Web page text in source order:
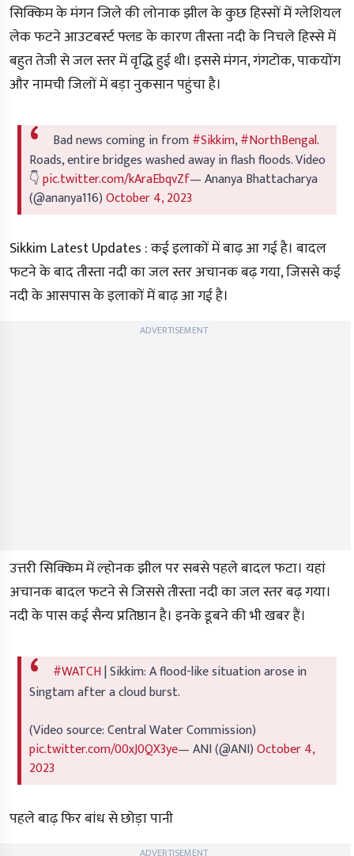
सिक्किम के मंगन जिले की लोनाक झील के कुछ हिस्सों में ग्लेशियल
लेक फटने आउटबर्स्ट फ्लड के कारण तीस्ता नदी के निचले हिस्से में
बहुत तेजी से जल स्तर में वृद्धि हुई थी। इससे मंगन, गंगटोक, पाकयोंग
और नामची जिलों में बड़ा नुकसान पहुंचा है।
Bad news coming in from#Sikkim,#NorthBengal.
Roads, entire bridges washed away in flash floods. Video
👇pic.twitter.com/kAraEbqvZf— Ananya Bhattacharya
(@ananya116)October 4, 2023
Sikkim Latest Updates :कई इलाकों में बाढ़ आ गई है। बादल
फटने के बाद तीस्ता नदी का जल स्तर अचानक बढ़ गया, जिससे कई
नदी के आसपास के इलाकों में बाढ़ आ गई है।
ADVERTISEMENT
उत्तरी सिक्किम में ल्होनक झील पर सबसे पहले बादल फटा। यहां
अचानक बादल फटने से जिससे तीस्ता नदी का जल स्तर बढ़ गया।
नदी के पास कई सैन्य प्रतिष्ठान है। इनके डूबने की भी खबर हैं।
#WATCH| Sikkim: A flood-like situation arose in
Singtam after a cloud burst.
(Video source: Central Water Commission)
pic.twitter.com/00xJ0QX3ye— ANI (@ANI)October 4,
2023
पहले बाढ़ फिर बांध से छोड़ा पानी